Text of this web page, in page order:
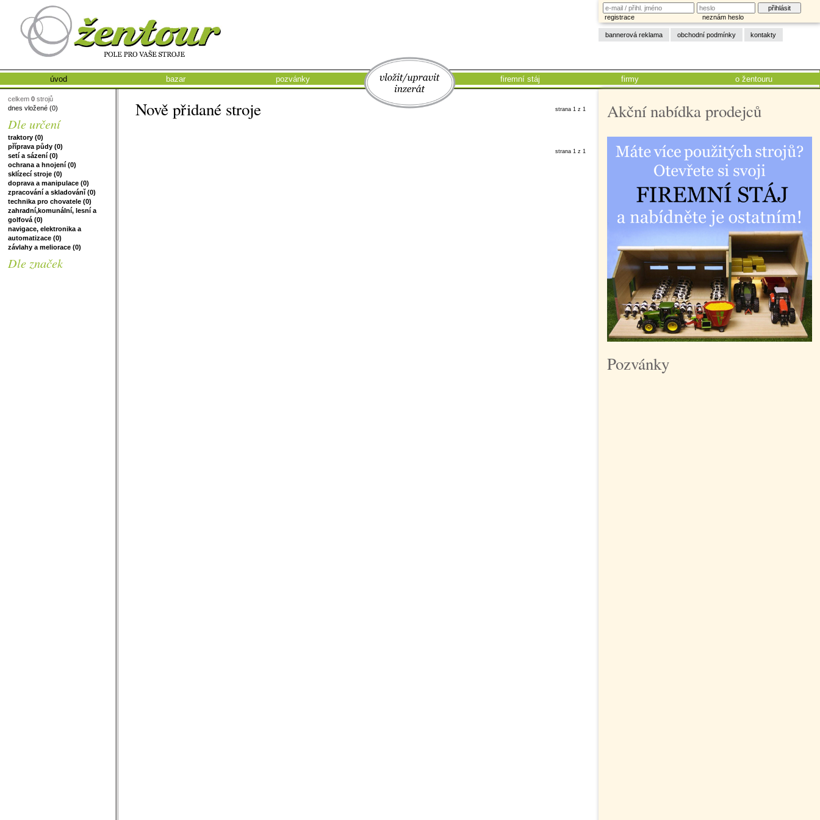
registrace neznám heslo
bannerová reklama obchodní podmínky kontakty
úvod bazar pozvánky vložit/upravit firemní stáj firmy o žentouru
strana 1 z 1
Nově přidané stroje
strana 1 z 1
celkem0 strojů
dnes vložené (0)
Dle určení
traktory (0)
příprava půdy (0)
setí a sázení (0)
ochrana a hnojení (0)
sklízecí stroje (0)
doprava a manipulace (0)
zpracování a skladovánǐ (0)
technika pro chovatele (0)
zahradní,komunální, lesní a
golfová (0)
navigace, elektronika a
automatizace (0)
závlahy a meliorace (0)
Dle značek
Akční nabídka prodejců
Pozvánky